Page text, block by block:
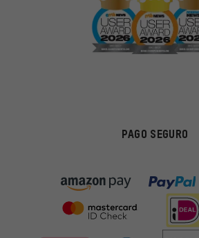
PAGO SEGURO